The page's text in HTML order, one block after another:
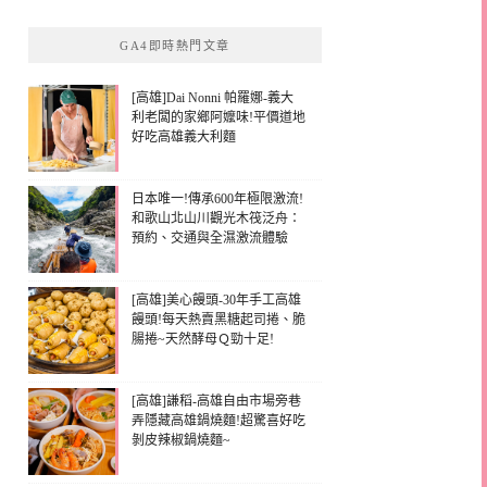
GA4即時熱門文章
[高雄]Dai Nonni 帕羅娜-義大
利老闆的家鄉阿嬤味!平價道地
好吃高雄義大利麵
日本唯一!傳承600年極限激流!
和歌山北山川觀光木筏泛舟：
預約、交通與全濕激流體驗
[高雄]美心饅頭-30年手工高雄
饅頭!每天熱賣黑糖起司捲、脆
腸捲~天然酵母Ｑ勁十足!
[高雄]謙稻-高雄自由市場旁巷
弄隱藏高雄鍋燒麵!超驚喜好吃
剝皮辣椒鍋燒麵~